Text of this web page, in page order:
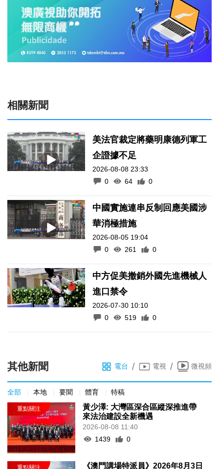
相關新聞
美法官裁定將藥明康德列軍工
企證據不足
2026-08-08 23:33
0
64 0
中國實施連串反制回應美國涉
華消極措施
2026-08-05 19:04
0
261 0
中方促美撤銷外國先進機械人
進口禁令
2026-07-30 10:10
0
519 0
其他新聞 電台 / 電視 / 微視頻
全部 本地 要聞 體育 特稿
黃少澤: 大灣區深合區縱深推進帶
來法治建設全新機遇
2026-08-08 11:40
1439
0
《澳門講場特派員》2026年8月3日